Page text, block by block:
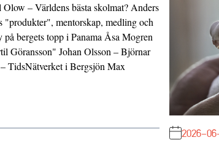
– Världens bästa skolmat? Anders
"produkter", mentorskap, medling och
bergets topp i Panama Åsa Mogren
Göransson" Johan Olsson – Björnar
TidsNätverket i Bergsjön Max
2026-